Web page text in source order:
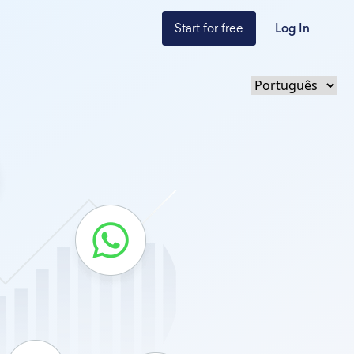
Start for free Log In